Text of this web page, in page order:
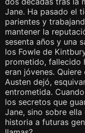
Jane. Ha pasado el
parientes y
mantener la
sesenta años y una
los Fowle de
prometido, fallecido
eran jóvenes.
Austen dejó,
entrometida.
los secretos que
Jane, sino sobre ella
historia a futuras